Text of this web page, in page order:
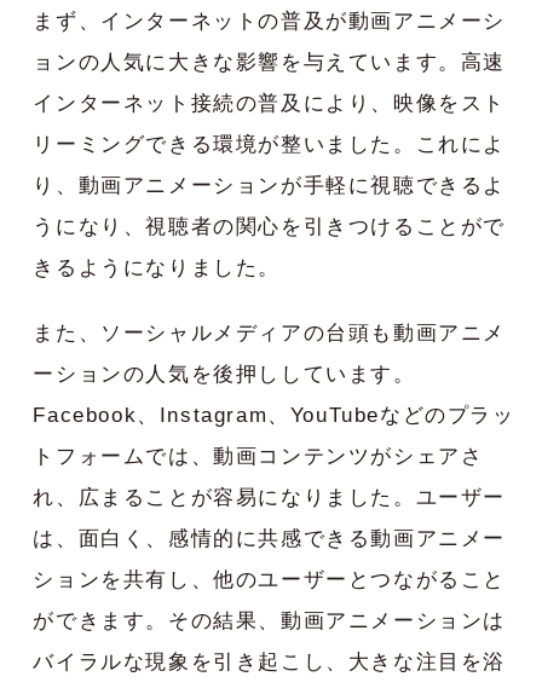
まず、インターネットの普及が動画アニメーシ
ョンの人気に大きな影響を与えています。高速
インターネット接続の普及により、映像をスト
リーミングできる環境が整いました。これによ
り、動画アニメーションが手軽に視聴できるよ
うになり、視聴者の関心を引きつけることがで
きるようになりました。
また、ソーシャルメディアの台頭も動画アニメ
ーションの人気を後押ししています。
Facebook、Instagram、YouTubeなどのプラッ
トフォームでは、動画コンテンツがシェアさ
れ、広まることが容易になりました。ユーザー
は、面白く、感情的に共感できる動画アニメー
ションを共有し、他のユーザーとつながること
ができます。その結果、動画アニメーションは
バイラルな現象を引き起こし、大きな注目を浴